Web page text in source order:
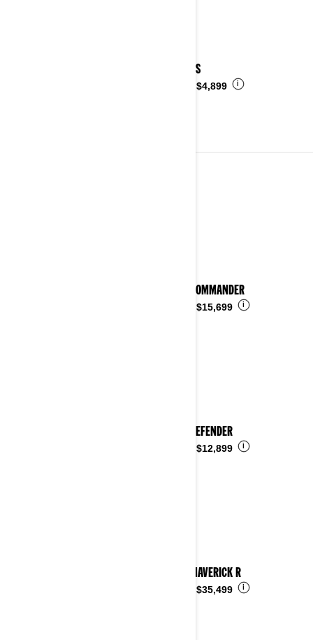
2025 DS
$4,899 i
2024 COMMANDER
$15,699 i
2024 DEFENDER
$12,899 i
2024 MAVERICK R
$35,499 i